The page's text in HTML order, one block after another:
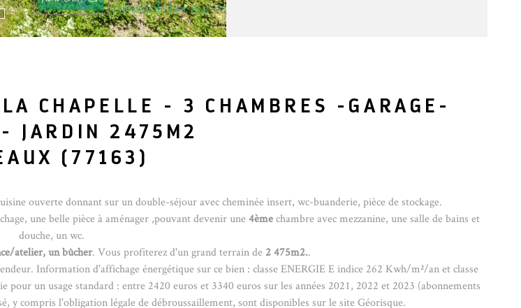
CHAPELLE - 3 CHAMBRES -GARAGE-
JARDIN 2475M2
(77163)
ouverte donnant sur un double-séjour avec cheminée insert, wc-buanderie, pièce de stockage.
une belle pièce à aménager ,pouvant devenir une4èmechambre avec mezzanine, une salle de bains et
douche, un wc.
atelier, un bûcher. Vous profiterez d'un grand terrain de 2 475m2..
Information d'affichage énergétique sur ce bien : classe ENERGIE E indice 262 Kwh/m²/an et classe
un usage standard : entre 2420 euros et 3340 euros sur les années 2021, 2022 et 2023 (abonnements
, y compris l'obligation légale de débroussaillement, sont disponibles sur le site Géorisque.